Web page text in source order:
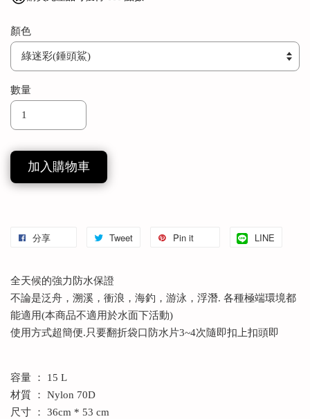
顏色
數量
加入購物車
分享 Tweet Pin it LINE
全天候的強力防水保證
不論是泛舟，溯溪，衝浪，海釣，游泳，浮潛. 各種極端環境都
能適用(本商品不適用於水面下活動)
使用方式超簡便.只要翻折袋口防水片3~4次隨即扣上扣頭即
容量 ： 15 L
材質 ： Nylon 70D
尺寸 ： 36cm * 53 cm